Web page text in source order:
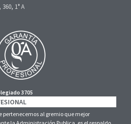
1° A
3705
pertenecemos al gremio que mejor